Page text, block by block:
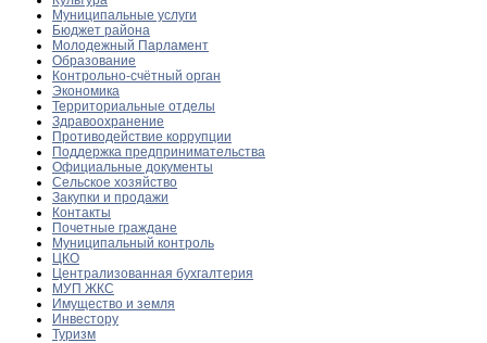
Муниципальные услуги
Бюджет района
Молодежный Парламент
Образование
Контрольно-счётный орган
Экономика
Территориальные отделы
Здравоохранение
Противодействие коррупции
Поддержка предпринимательства
Официальные документы
Сельское хозяйство
Закупки и продажи
Контакты
Почетные граждане
Муниципальный контроль
ЦКО
Централизованная бухгалтерия
МУП ЖКС
Имущество и земля
Инвестору
Туризм